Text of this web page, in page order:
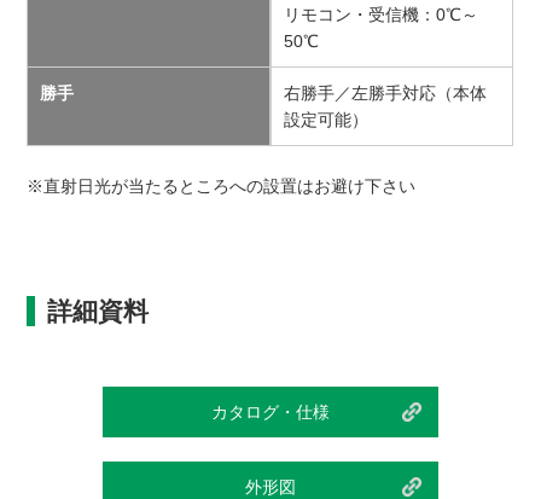
リモコン・受信機：0℃～
50℃
勝手
右勝手／左勝手対応（本体
設定可能）
※直射日光が当たるところへの設置はお避け下さい
詳細資料
カタログ・仕様
外形図